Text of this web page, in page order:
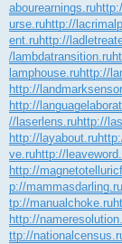
abourearnings.ru
urse.ruhttp://
ent.ruhttp://
/lambdatransition.ru
lamphouse.ruhttp://
http://
http://
//laserlens.ruhttp://
http://layabout.ru
ve.ruhttp://
http://
p://mammasdarling.ru
tp://manualchoke.ru
http://
ttp://